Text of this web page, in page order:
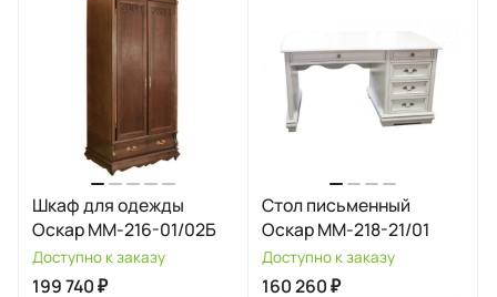
Шкаф для одежды
Оскар ММ-216-01/02Б
Доступно к заказу
199 740 ₽
Стол письменный
Оскар ММ-218-21/01
Доступно к заказу
160 260 ₽